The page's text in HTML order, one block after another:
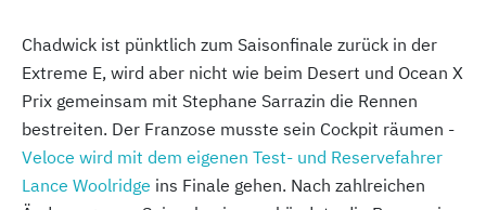
Chadwick ist pünktlich zum Saisonfinale zurück in der
Extreme E, wird aber nicht wie beim Desert und Ocean X
Prix gemeinsam mit Stephane Sarrazin die Rennen
bestreiten. Der Franzose musste sein Cockpit räumen -
Veloce wird mit dem eigenen Test- und Reservefahrer
Lance Woolridge ins Finale gehen. Nach zahlreichen